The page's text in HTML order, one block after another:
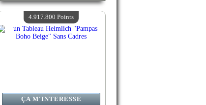
Valeur :4 940 200 Points
Quantité Disponible :4
ÇA M'INTERESSE
4.917.800 Points